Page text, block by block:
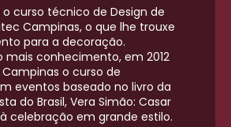
curso técnico de Design de
Campinas, o que lhe trouxe
para a decoração.
mais conhecimento, em 2012
o curso de
eventos baseado no livro da
do Brasil, Vera Simão: Casar
celebração em grande estilo.